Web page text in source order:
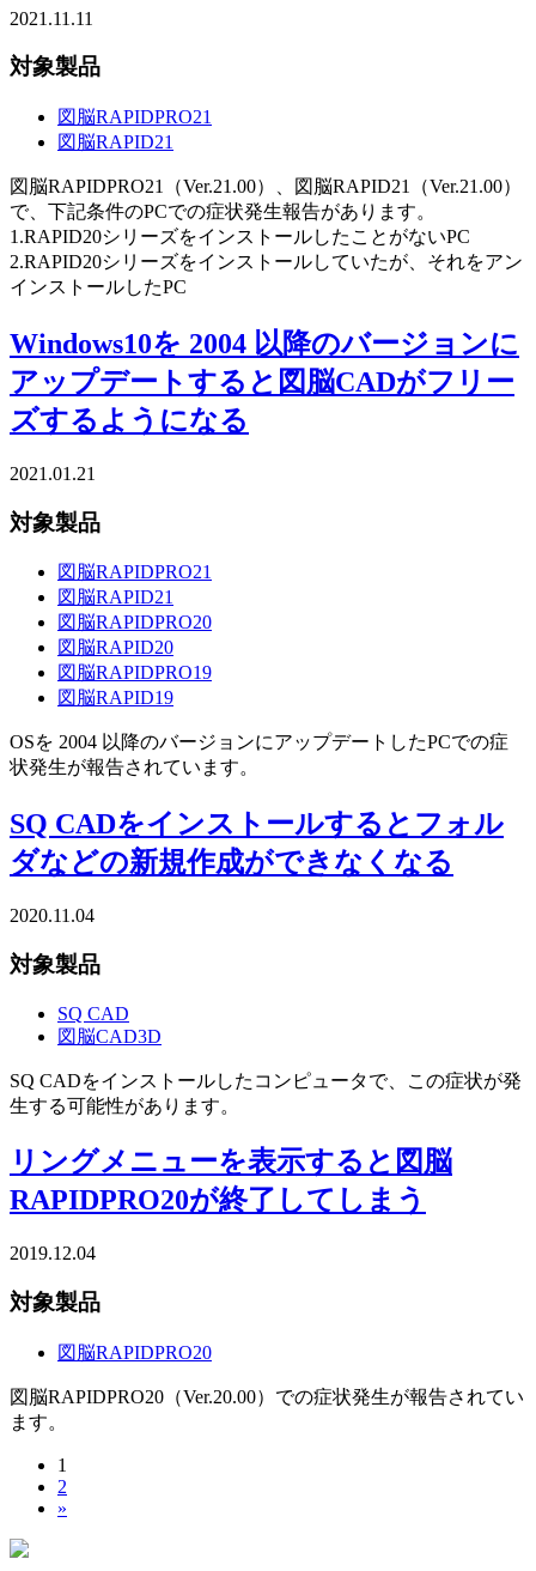
2021.11.11
対象製品
図脳RAPIDPRO21
図脳RAPID21
図脳RAPIDPRO21（Ver.21.00）、図脳RAPID21（Ver.21.00）
で、下記条件のPCでの症状発生報告があります。
1.RAPID20シリーズをインストールしたことがないPC
2.RAPID20シリーズをインストールしていたが、それをアン
インストールしたPC
Windows10を 2004 以降のバージョンに
アップデートすると図脳CADがフリー
ズするようになる
2021.01.21
対象製品
図脳RAPIDPRO21
図脳RAPID21
図脳RAPIDPRO20
図脳RAPID20
図脳RAPIDPRO19
図脳RAPID19
OSを 2004 以降のバージョンにアップデートしたPCでの症
状発生が報告されています。
SQ CADをインストールするとフォル
ダなどの新規作成ができなくなる
2020.11.04
対象製品
SQ CAD
図脳CAD3D
SQ CADをインストールしたコンピュータで、この症状が発
生する可能性があります。
リングメニューを表示すると図脳
RAPIDPRO20が終了してしまう
2019.12.04
対象製品
図脳RAPIDPRO20
図脳RAPIDPRO20（Ver.20.00）での症状発生が報告されてい
ます。
1
2
»